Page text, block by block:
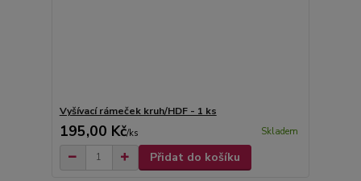
Vyšívací rámeček kruh/HDF - 1 ks
195,00 Kč/ks Skladem
Přidat do košíku